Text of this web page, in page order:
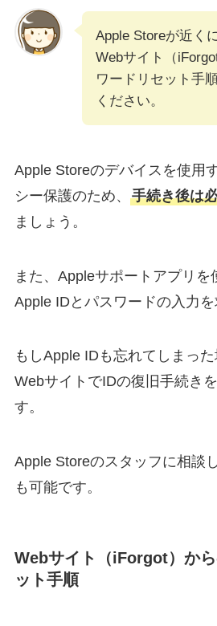
Apple Storeが近く
Webサイト（
ワードリセット手
ください。
Apple Storeのデバイスを使用
シー保護のため、 手続き後は
ましょう。
また、Appleサポートアプリを
Apple IDとパスワードの入力を
もしApple IDも忘れてしまっ
WebサイトでIDの復旧手続き
す。
Apple Storeのスタッフに相談
も可能です。
Webサイト（iForgot）か
ット手順